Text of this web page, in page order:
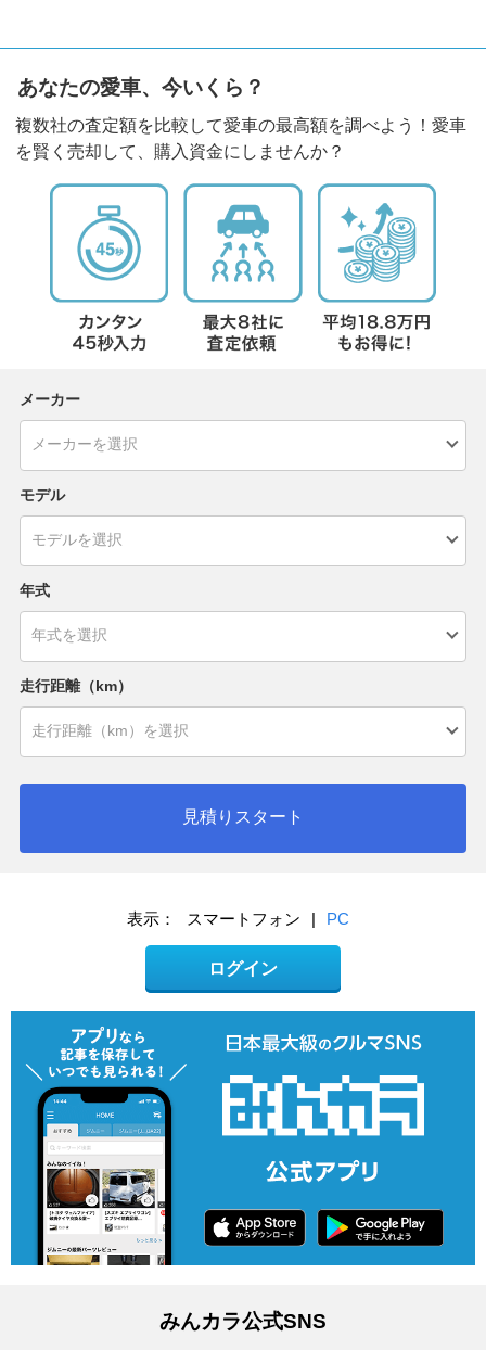
あなたの愛車、今いくら？
複数社の査定額を比較して愛車の最高額を調べよう！愛車
を賢く売却して、購入資金にしませんか？
メーカー
モデル
年式
走行距離（km）
見積りスタート
表示： スマートフォン | PC
ログイン
みんカラ公式SNS